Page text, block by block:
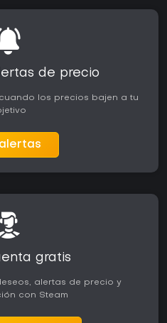
de precio
los precios bajen a tu
gratis
alertas de precio y
con Steam